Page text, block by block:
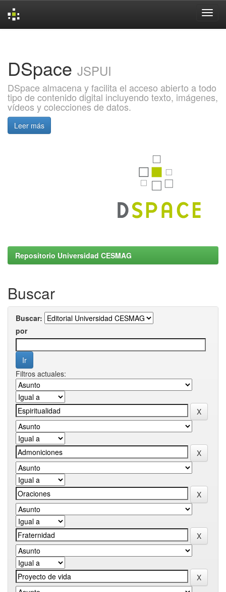
DSpace JSPUI
DSpace almacena y facilita el acceso abierto a todo
tipo de contenido digital incluyendo texto, imágenes,
vídeos y colecciones de datos.
Leer más
Repositorio Universidad CESMAG
Buscar
Buscar:
por
Filtros actuales: